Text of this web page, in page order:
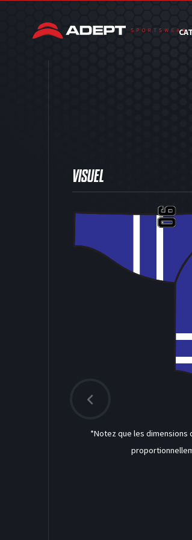
VISUEL
*Notez que les dimensions